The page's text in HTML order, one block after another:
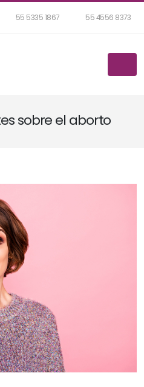
55 5335 1867 55 4556 8373
sobre el aborto